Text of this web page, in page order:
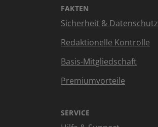
FAKTEN
Sicherheit & Datenschutz
Redaktionelle Kontrolle
Basis-Mitgliedschaft
Premiumvorteile
SERVICE